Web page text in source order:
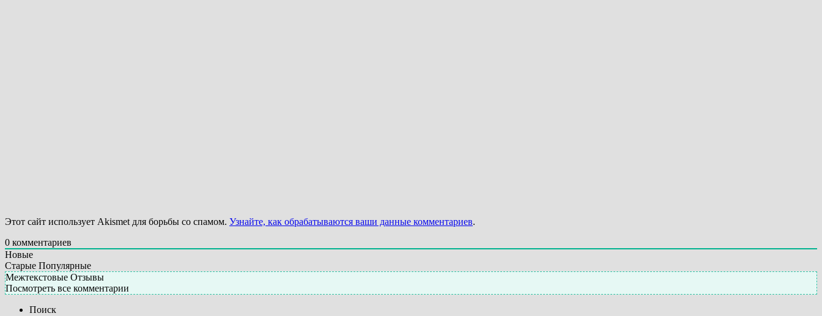
Этот сайт использует Akismet для борьбы со спамом. Узнайте, как обрабатываются ваши данные комментариев.
0 комментариев
Новые
Старые Популярные
Межтекстовые Отзывы
Посмотреть все комментарии
Поиск